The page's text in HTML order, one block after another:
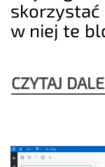
w niej te
CZYTAJ